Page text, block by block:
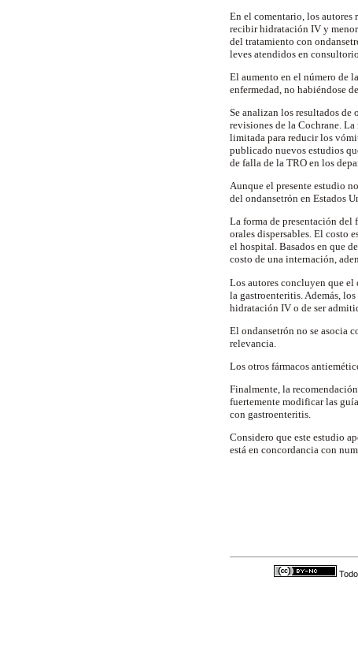
En el comentario, los
recibir hidratación IV y
del tratamiento con
leves atendidos en
El aumento en el número de
enfermedad, no habiéndose
Se analizan los resultados de
revisiones de la Cochrane.
limitada para reducir los
publicado nuevos estudios
de falla de la TRO en los
Aunque el presente estudio
del ondansetrón en Estados
La forma de presentación del
orales dispersables. El costo
el hospital. Basados en que
costo de una internación,
Los autores concluyen que
la gastroenteritis. Además,
hidratación IV o de ser
El ondansetrón no se asocia
relevancia.
Los otros fármacos
Finalmente, la
fuertemente modificar las
con gastroenteritis.
Considero que este estudio
está en concordancia con